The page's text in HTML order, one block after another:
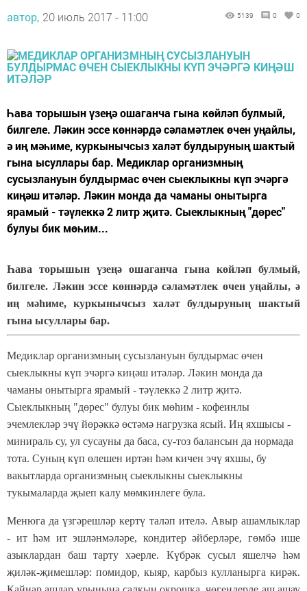
автор, 20 июль 2017 - 11:00 5139 0 0
Һава торышын үзеңә ошаганча гына көйләп булмый,
билгеле. Ләкин эссе көннәрдә сәламәтлек өчен уңайлы,
ә иң мәһиме, куркынычсыз халәт булдыруның шактый
гына ысуллары бар. Медиклар организмның
сусызлануын булдырмас өчен сыеклыкны күп эчәргә
киңәш итәләр. Ләкин монда да чаманы онытырга
ярамый - тәүлеккә 2 литр җитә. Сыеклыкның "дөрес"
булуы бик мөһим...
Һава торышын үзеңә ошаганча гына көйләп булмый,
билгеле. Ләкин эссе көннәрдә сәламәтлек өчен уңайлы, ә
иң мәһиме, куркынычсыз халәт булдыруның шактый
гына ысуллары бар.
Медиклар организмның сусызлануын булдырмас өчен
сыеклыкны күп эчәргә киңәш итәләр. Ләкин монда да
чаманы онытырга ярамый - тәүлеккә 2 литр җитә.
Сыеклыкның "дөрес" булуы бик мөһим - кофеинлы
эчемлекләр эчү йөрәккә өстәмә нагрузка ясый. Иң яхшысы -
минираль су, ул сусауны да баса, су-тоз балансын да нормада
тота. Суның күп өлешен иртән һәм кичен эчү яхшы, бу
вакытларда организмның сыеклыкны сыеклыкны
тукымаларда җыеп калу мөмкинлеге була.
Менюга да үзгәрешләр кертү таләп ителә. Авыр ашамлыклар
- ит һәм ит эшләнмәләре, кондитер әйберләре, гөмбә ише
азыклардан баш тарту хәерле. Күбрәк сусыл яшелчә һәм
җиләк-җимешләр: помидор, кыяр, карбыз кулланырга кирәк.